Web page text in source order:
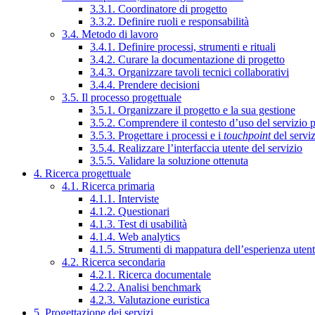
3.3.1. Coordinatore di progetto
3.3.2. Definire ruoli e responsabilità
3.4. Metodo di lavoro
3.4.1. Definire processi, strumenti e rituali
3.4.2. Curare la documentazione di progetto
3.4.3. Organizzare tavoli tecnici collaborativi
3.4.4. Prendere decisioni
3.5. Il processo progettuale
3.5.1. Organizzare il progetto e la sua gestione
3.5.2. Comprendere il contesto d’uso del servizio
3.5.3. Progettare i processi e i touchpointdel
3.5.4. Realizzare l’interfaccia utente del servizio
3.5.5. Validare la soluzione ottenuta
4. Ricerca progettuale
4.1. Ricerca primaria
4.1.1. Interviste
4.1.2. Questionari
4.1.3. Test di usabilità
4.1.4. Web analytics
4.1.5. Strumenti di mappatura dell’esperienza
4.2. Ricerca secondaria
4.2.1. Ricerca documentale
4.2.2. Analisi benchmark
4.2.3. Valutazione euristica
5. Progettazione dei servizi